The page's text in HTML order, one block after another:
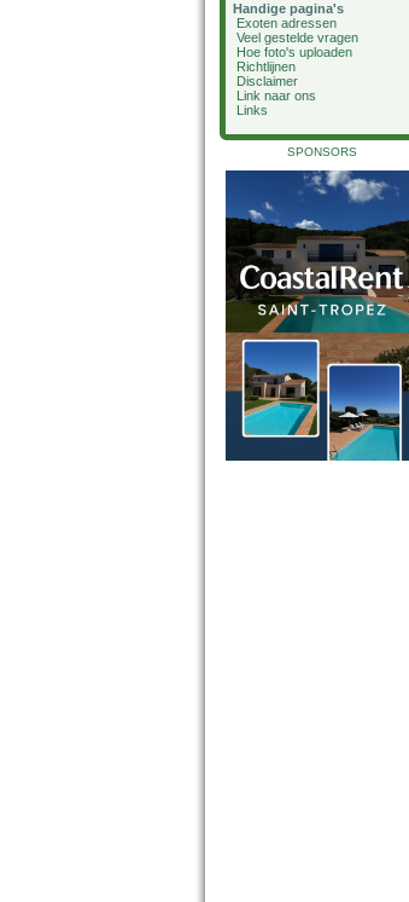
Handige pagina's
Exoten adressen
Veel gestelde vragen
Hoe foto's uploaden
Richtlijnen
Disclaimer
Link naar ons
Links
SPONSORS